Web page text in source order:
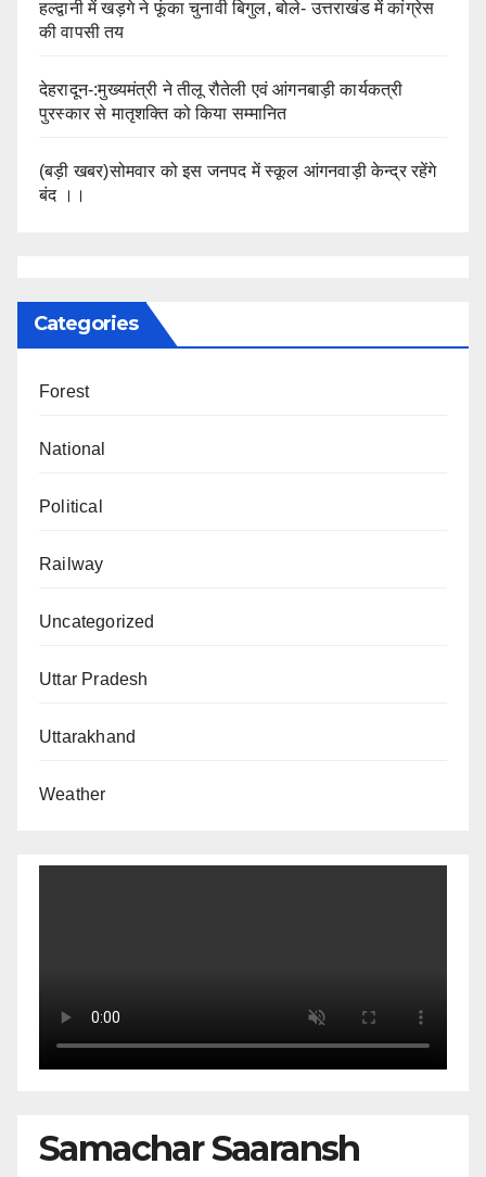
हल्द्वानी में खड़गे ने फूंका चुनावी बिगुल, बोले- उत्तराखंड में कांग्रेस
की वापसी तय
देहरादून-:मुख्यमंत्री ने तीलू रौतेली एवं आंगनबाड़ी कार्यकत्री
पुरस्कार से मातृशक्ति को किया सम्मानित
(बड़ी खबर)सोमवार को इस जनपद में स्कूल आंगनवाड़ी केन्द्र रहेंगे
बंद ।।
Categories
Forest
National
Political
Railway
Uncategorized
Uttar Pradesh
Uttarakhand
Weather
Samachar Saaransh